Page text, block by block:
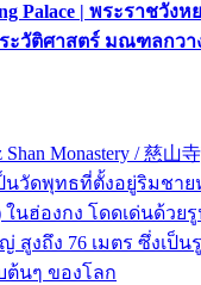
Palace | พระราชวัง
ะวัติศาสตร์ มณฑลกวา
Monastery / 慈
นวัดพุทธที่ตั้งอยู่ริมชาย
ในฮ่องกง โดดเด่นด้ว
สูงถึง 76 เมตร ซึ่งเป็น
ต้นๆ ของโลก